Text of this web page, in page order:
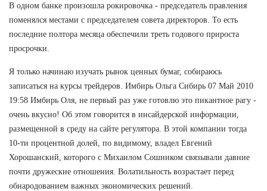
В одном банке произошла рокировочка - председатель правления
поменялся местами с председателем совета директоров. То есть
последние полтора месяца обеспечили треть годового прироста
просрочки.
Я только начинаю изучать рынок ценных бумаг, собираюсь
записаться на курсы трейдеров. Имбирь Ольга Сибирь 07 Май 2010
19:58 Имбирь Оля, не первый раз уже готовлю это пикантное рагу -
очень вкусно! Об этом говорится в инсайдерской информации,
размещенной в среду на сайте регулятора. В этой компании тогда
10-ти процентной долей, по видимому, владел Евгений
Хорошанский, которого с Михаилом Сошником связывали давние
почти дружеские отношения. Волатильность возрастает перед
обнародованием важных экономических решений.